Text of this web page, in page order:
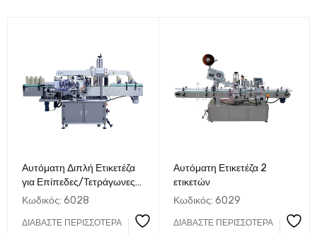
Αυτόματη Διπλή Ετικετέζα
για Επίπεδες/Τετράγωνες
Συσκευασίες
Κωδικός: 6028
ΔΙΑΒΆΣΤΕ ΠΕΡΙΣΣΌΤΕΡΑ
Αυτόματη Ετικετέζα 2
ετικετών
Κωδικός: 6029
ΔΙΑΒΆΣΤΕ ΠΕΡΙΣΣΌΤΕΡΑ